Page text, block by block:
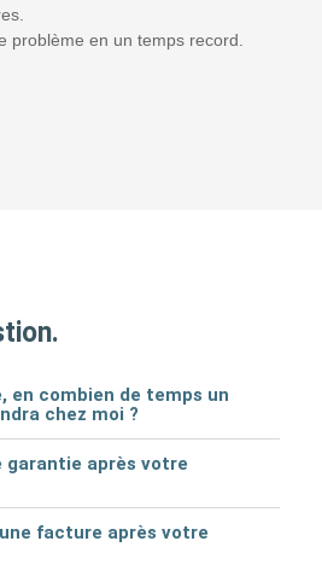
problème en un temps record.
en combien de temps un
chez moi ?
garantie après votre
facture après votre